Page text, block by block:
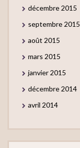
décembre 2015
septembre 2015
août 2015
mars 2015
janvier 2015
décembre 2014
avril 2014